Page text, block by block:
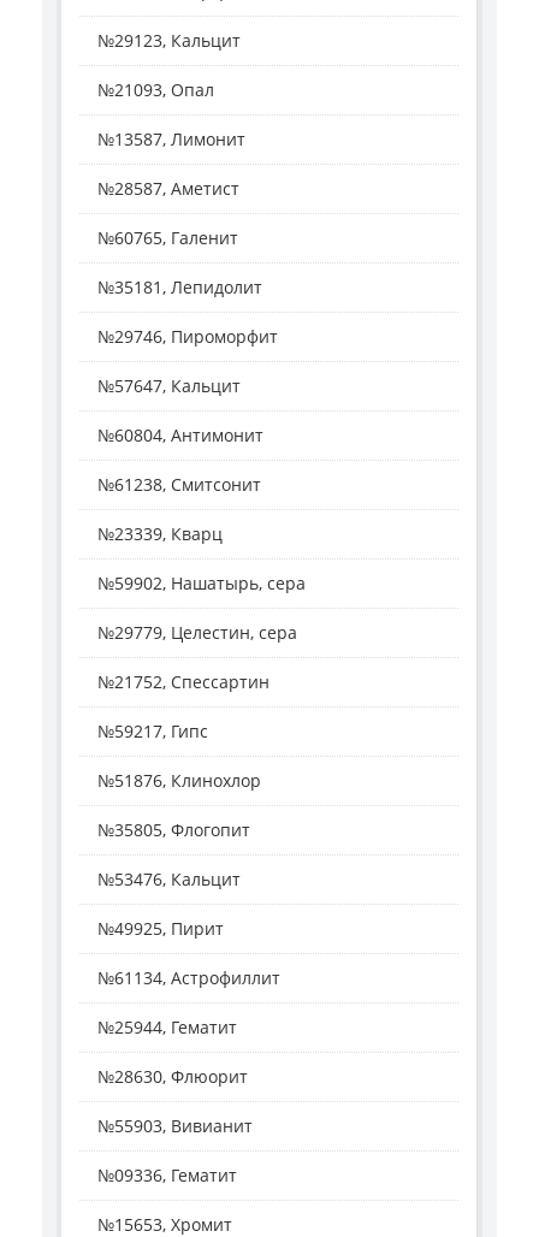
№29123, Кальцит
№21093, Опал
№13587, Лимонит
№28587, Аметист
№60765, Галенит
№35181, Лепидолит
№29746, Пироморфит
№57647, Кальцит
№60804, Антимонит
№61238, Смитсонит
№23339, Кварц
№59902, Нашатырь, сера
№29779, Целестин, сера
№21752, Спессартин
№59217, Гипс
№51876, Клинохлор
№35805, Флогопит
№53476, Кальцит
№49925, Пирит
№61134, Астрофиллит
№25944, Гематит
№28630, Флюорит
№55903, Вивианит
№09336, Гематит
№15653, Хромит